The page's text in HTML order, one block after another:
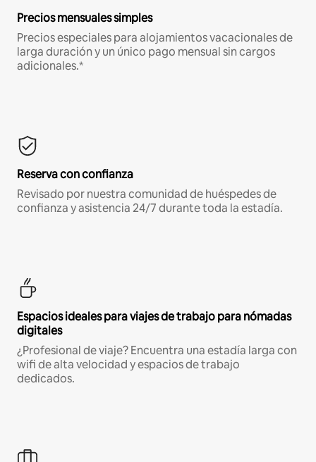
Precios mensuales simples
Precios especiales para alojamientos vacacionales de
larga duración y un único pago mensual sin cargos
adicionales.*
Reserva con confianza
Revisado por nuestra comunidad de huéspedes de
confianza y asistencia 24/7 durante toda la estadía.
Espacios ideales para viajes de trabajo para nómadas
digitales
¿Profesional de viaje? Encuentra una estadía larga con
wifi de alta velocidad y espacios de trabajo
dedicados.